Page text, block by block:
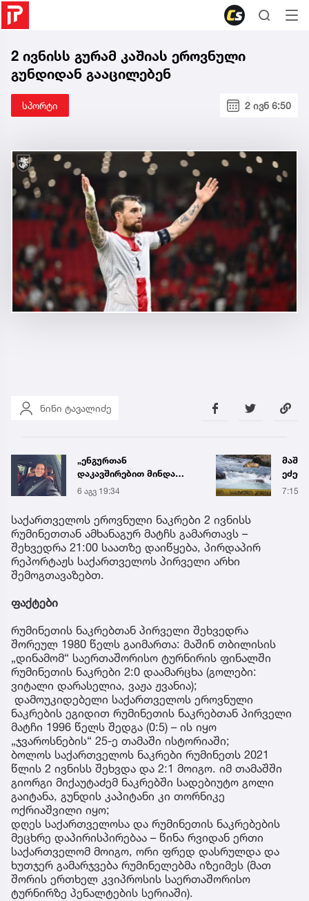
2 ივნისს გურამ კაშიას ეროვნული
გუნდიდან გააცილებენ
სპორტი 2 ივნ 6:50
ნინი ტავალიძე
„ენგურთან
დაკავშირებით მინდა
ვთქვა...“ - გოგა მანიას
უახლესი
წინასწარმეტყველება
6 აგვ 19:34 7:15
საქართველოს ეროვნული ნაკრები 2 ივნისს
რუმინეთთან ამხანაგურ მატჩს გამართავს –
შეხვედრა 21:00 საათზე დაიწყება, პირდაპირ
რეპორტაჟს საქართველოს პირველი არხი
შემოგთავაზებთ.
ფაქტები
რუმინეთის ნაკრებთან პირველი შეხვედრა
შორეულ 1980 წელს გაიმართა: მაშინ თბილისის
„დინამომ“ საერთაშორისო ტურნირის ფინალში
რუმინეთის ნაკრები 2:0 დაამარცხა (გოლები:
ვიტალი დარასელია, ვაჟა ჟვანია);
დამოუკიდებელი საქართველოს ეროვნული
ნაკრების ეგიდით რუმინეთის ნაკრებთან პირველი
მატჩი 1996 წელს შედგა (0:5) – ის იყო
„ჯვაროსნების“ 25-ე თამაში ისტორიაში;
ბოლოს საქართველოს ნაკრები რუმინეთს 2021
წლის 2 ივნისს შეხვდა და 2:1 მოიგო. იმ თამაშში
გიორგი მიქაუტაძემ ნაკრებში სადებიუტო გოლი
გაიტანა, გუნდის კაპიტანი კი თორნიკე
ოქრიაშვილი იყო;
დღეს საქართველოსა და რუმინეთის ნაკრებების
მეცხრე დაპირისპირებაა – წინა რვიდან ერთი
საქართველომ მოიგო, ორი ფრედ დასრულდა და
ხუთჯერ გამარჯვება რუმინელებმა იზეიმეს (მათ
შორის ერთხელ კვიპროსის საერთაშორისო
ტურნირზე პენალტების სერიაში).